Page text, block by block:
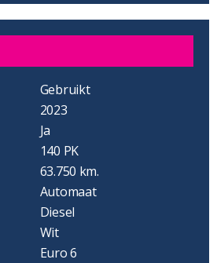
Gebruikt
2023
Ja
140 PK
63.750 km.
Automaat
Diesel
Wit
Euro 6